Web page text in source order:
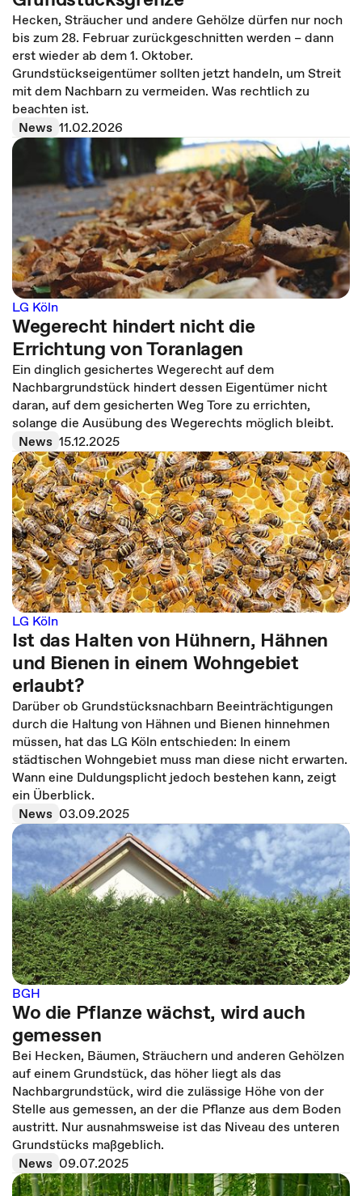
Hecken, Sträucher und andere Gehölze dürfen nur noch
bis zum 28. Februar zurückgeschnitten werden – dann
erst wieder ab dem 1. Oktober.
Grundstückseigentümer sollten jetzt handeln, um Streit
mit dem Nachbarn zu vermeiden. Was rechtlich zu
beachten ist.
News 11.02.2026
LG Köln
Wegerecht hindert nicht die
Errichtung von Toranlagen
Ein dinglich gesichertes Wegerecht auf dem
Nachbargrundstück hindert dessen Eigentümer nicht
daran, auf dem gesicherten Weg Tore zu errichten,
solange die Ausübung des Wegerechts möglich bleibt.
News 15.12.2025
LG Köln
Ist das Halten von Hühnern, Hähnen
und Bienen in einem Wohngebiet
erlaubt?
Darüber ob Grundstücksnachbarn Beeinträchtigungen
durch die Haltung von Hähnen und Bienen hinnehmen
müssen, hat das LG Köln entschieden: In einem
städtischen Wohngebiet muss man diese nicht erwarten.
Wann eine Duldungsplicht jedoch bestehen kann, zeigt
ein Überblick.
News 03.09.2025
BGH
Wo die Pflanze wächst, wird auch
gemessen
Bei Hecken, Bäumen, Sträuchern und anderen Gehölzen
auf einem Grundstück, das höher liegt als das
Nachbargrundstück, wird die zulässige Höhe von der
Stelle aus gemessen, an der die Pflanze aus dem Boden
austritt. Nur ausnahmsweise ist das Niveau des unteren
Grundstücks maßgeblich.
News 09.07.2025